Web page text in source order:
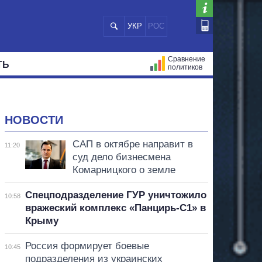
УКР РОС
Сравнение
политиков
НОВОСТИ
11:20
САП в октябре направит в
суд дело бизнесмена
Комарницкого о земле
10:58
Спецподразделение ГУР уничтожило
вражеский комплекс «Панцирь-С1» в
Крыму
10:45
Россия формирует боевые
подразделения из украинских